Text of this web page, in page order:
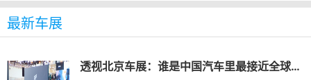
最新车展
透视北京车展：谁是中国汽车里最接近全球化品牌的车企？